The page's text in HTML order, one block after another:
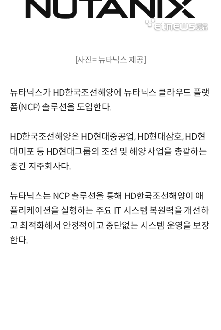
[사진= 뉴타닉스 제공]
뉴타닉스가 HD한국조선해양에 뉴타닉스 클라우드 플랫
폼(NCP) 솔루션을 도입한다.
HD한국조선해양은 HD현대중공업, HD현대삼호, HD현
대미포 등 HD현대그룹의 조선 및 해양 사업을 총괄하는
중간 지주회사다.
뉴타닉스는 NCP 솔루션을 통해 HD한국조선해양이 애
플리케이션을 실행하는 주요 IT 시스템 복원력을 개선하
고 최적화해서 안정적이고 중단없는 시스템 운영을 보장
한다.